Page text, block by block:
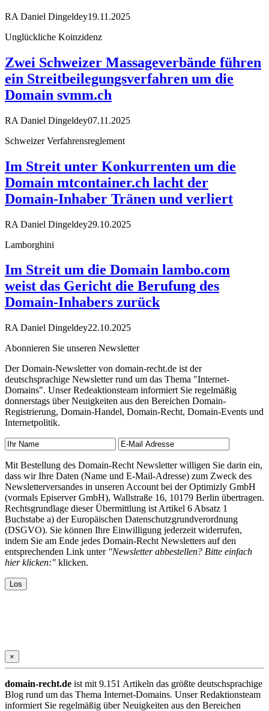
RA Daniel Dingeldey19.11.2025
Unglückliche Koinzidenz
Zwei Schweizer Massageverbände führen
ein Streitbeilegungsverfahren um die
Domain svmm.ch
RA Daniel Dingeldey07.11.2025
Schweizer Verfahrensreglement
Im Streit unter Konkurrenten um die
Domain mtcontainer.ch lacht der
Domain-Inhaber Tränen und verliert
RA Daniel Dingeldey29.10.2025
Lamborghini
Im Streit um die Domain lambo.com
weist das Gericht die Berufung des
Domain-Inhabers zurück
RA Daniel Dingeldey22.10.2025
Abonnieren Sie unseren Newsletter
Der Domain-Newsletter von domain-recht.de ist der
deutschsprachige Newsletter rund um das Thema "Internet-
Domains". Unser Redeaktionsteam informiert Sie regelmäßig
donnerstags über Neuigkeiten aus den Bereichen Domain-
Registrierung, Domain-Handel, Domain-Recht, Domain-Events und
Internetpolitik.
Mit Bestellung des Domain-Recht Newsletter willigen Sie darin ein,
dass wir Ihre Daten (Name und E-Mail-Adresse) zum Zweck des
Newsletterversandes in unseren Account bei der Optimizly GmbH
(vormals Episerver GmbH), Wallstraße 16, 10179 Berlin übertragen.
Rechtsgrundlage dieser Übermittlung ist Artikel 6 Absatz 1
Buchstabe a) der Europäischen Datenschutzgrundverordnung
(DSGVO). Sie können Ihre Einwilligung jederzeit widerrufen,
indem Sie am Ende jedes Domain-Recht Newsletters auf den
entsprechenden Link unter "Newsletter abbestellen? Bitte einfach
hier klicken:" klicken.
×
domain-recht.de ist mit 9.151 Artikeln das größte deutschsprachige
Blog rund um das Thema Internet-Domains. Unser Redaktionsteam
informiert Sie regelmäßig über Neuigkeiten aus den Bereichen